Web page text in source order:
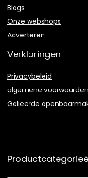
Blogs
Onze webshops
Adverteren
Verklaringen
Privacybeleid
algemene voorwaarden
Gelieerde